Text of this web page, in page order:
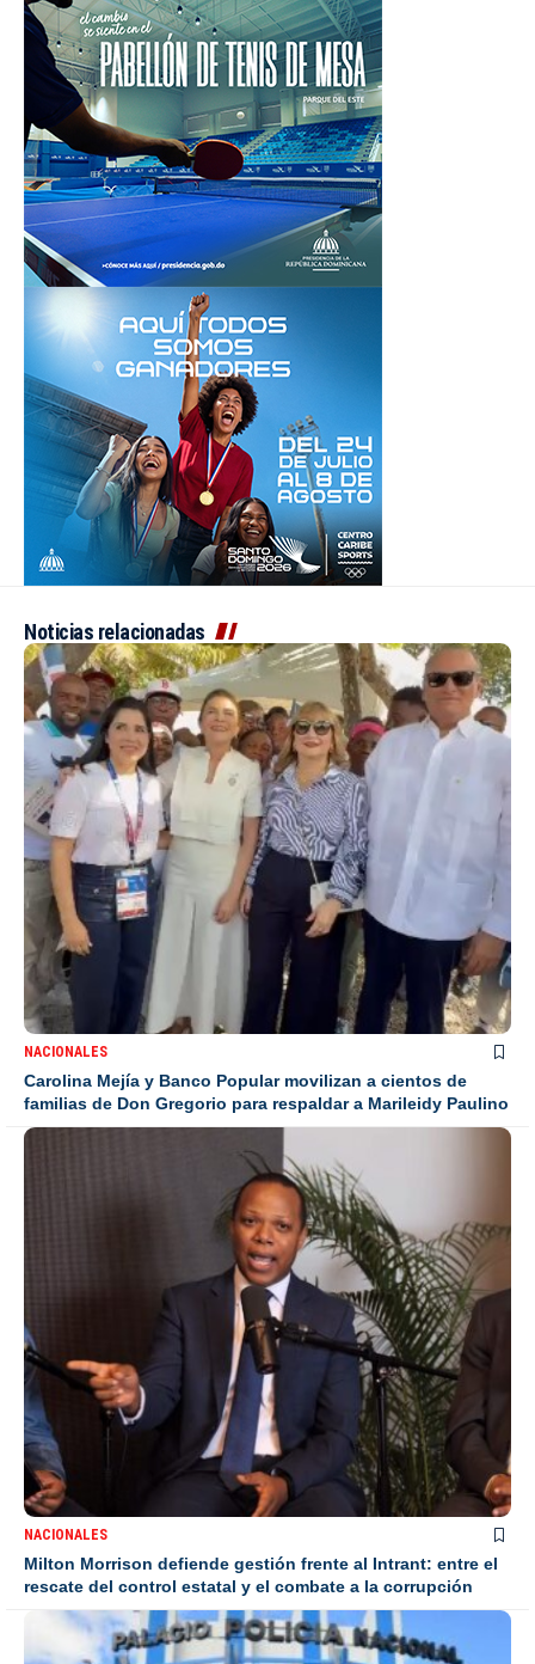
Noticias relacionadas
NACIONALES
Carolina Mejía y Banco Popular movilizan a cientos de
familias de Don Gregorio para respaldar a Marileidy Paulino
NACIONALES
Milton Morrison defiende gestión frente al Intrant: entre el
rescate del control estatal y el combate a la corrupción